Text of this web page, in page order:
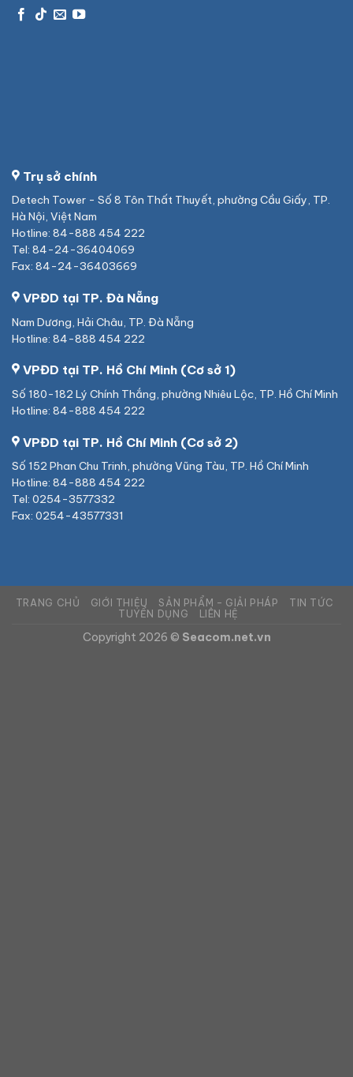
Trụ sở chính
Detech Tower - Số 8 Tôn Thất Thuyết, phường Cầu Giấy, TP.
Hà Nội, Việt Nam
Hotline: 84-888 454 222
Tel: 84-24-36404069
Fax: 84-24-36403669
VPĐD tại TP. Đà Nẵng
Nam Dương, Hải Châu, TP. Đà Nẵng
Hotline: 84-888 454 222
VPĐD tại TP. Hồ Chí Minh (Cơ sở 1)
Số 180-182 Lý Chính Thắng, phường Nhiêu Lộc, TP. Hồ Chí Minh
Hotline: 84-888 454 222
VPĐD tại TP. Hồ Chí Minh (Cơ sở 2)
Số 152 Phan Chu Trinh, phường Vũng Tàu, TP. Hồ Chí Minh
Hotline: 84-888 454 222
Tel: 0254-3577332
Fax: 0254-43577331
TRANG CHỦ GIỚI THIỆU SẢN PHẨM – GIẢI PHÁP
TIN TỨC
TUYỂN DỤNG
LIÊN HỆ
Copyright 2026 © Seacom.net.vn